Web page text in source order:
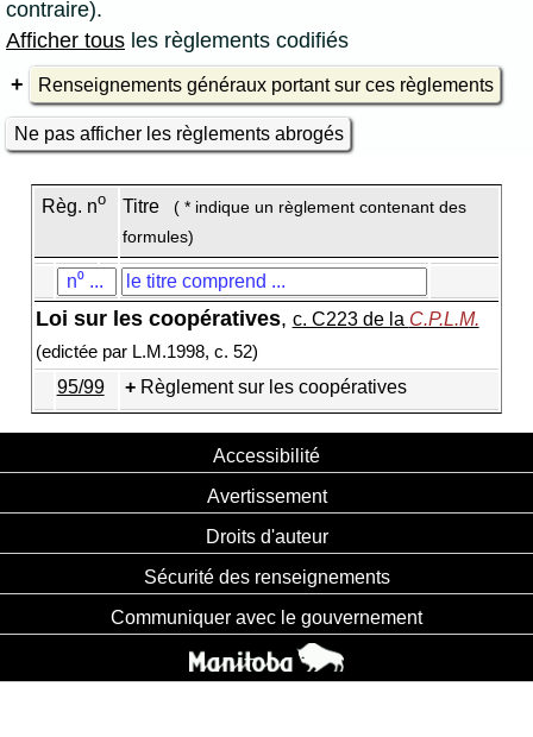
contraire).
Afficher tous les règlements codifiés
Renseignements généraux portant sur ces règlements
Ne pas afficher les règlements abrogés
Règ. no Titre
( * indique un règlement contenant des
formules)
Loi sur les coopératives, c. C223 de la C.P.L.M.
(edictée par L.M.1998, c. 52)
95/99
Règlement sur les coopératives
Accessibilité
Avertissement
Droits d'auteur
Sécurité des renseignements
Communiquer avec le gouvernement